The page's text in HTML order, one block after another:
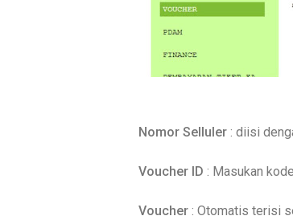
Nomor Selluler : diisi
Voucher ID : Masukan
Voucher : Otomatis terisi